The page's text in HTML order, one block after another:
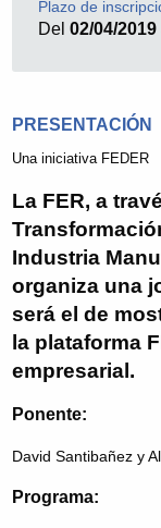
Plazo de
Del02/04/2019
PRESENTACIÓN
Una iniciativa FEDER
La FER, a
Industria
organiza una
será el de
la plataforma
empresarial.
Ponente:
David Santibañez y
Programa: